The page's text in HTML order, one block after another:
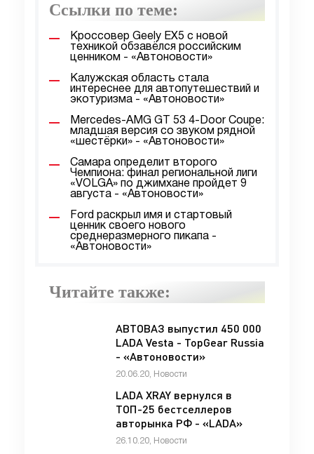
Ссылки по теме:
Кроссовер Geely EX5 с новой
техникой обзавёлся российским
ценником - «Автоновости»
Калужская область стала
интереснее для автопутешествий и
экотуризма - «Автоновости»
Mercedes-AMG GT 53 4-Door Coupe:
младшая версия со звуком рядной
«шестёрки» - «Автоновости»
Самара определит второго
Чемпиона: финал региональной лиги
«VOLGA» по джимхане пройдет 9
августа - «Автоновости»
Ford раскрыл имя и стартовый
ценник своего нового
среднеразмерного пикапа -
«Автоновости»
Читайте также:
АВТОВАЗ выпустил 450 000
LADA Vesta - TopGear Russia
- «Автоновости»
20.06.20, Новости
LADA XRAY вернулся в
ТОП-25 бестселлеров
авторынка РФ - «LADA»
26.10.20, Новости